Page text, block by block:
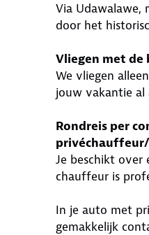
Via Udawalawe,
door het
Vliegen met
We vliegen
jouw vakantie al
Rondreis per
Je beschikt over
chauffeur is
In je auto met
gemakkelijk